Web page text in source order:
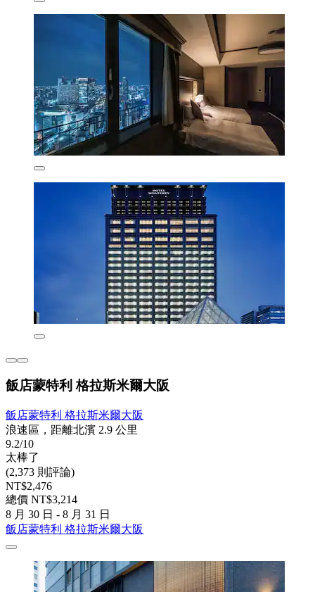
飯店蒙特利 格拉斯米爾大阪
飯店蒙特利 格拉斯米爾大阪
浪速區，距離北濱 2.9 公里
9.2/10
太棒了
(2,373 則評論)
NT$2,476
總價 NT$3,214
8 月 30 日 - 8 月 31 日
飯店蒙特利 格拉斯米爾大阪